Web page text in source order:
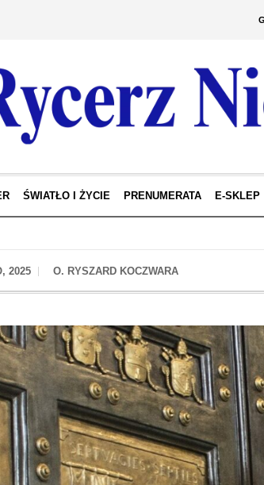
ŚWIATŁO I ŻYCIE PRENUMERATA E-SKLEP
2025